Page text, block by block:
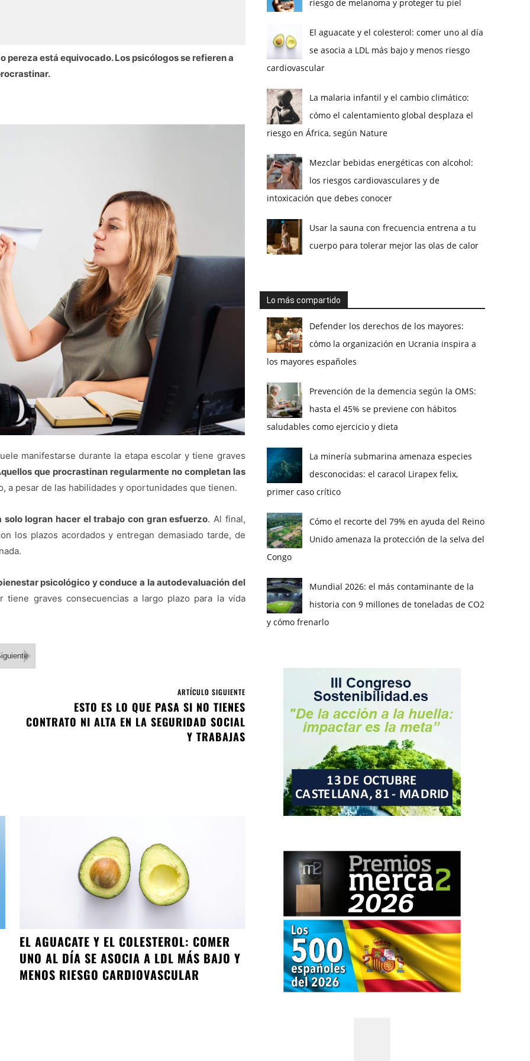
está equivocado. Los psicólogos se refieren a
manifestarse durante la etapa escolar y tiene graves
que procrastinan regularmente no completan las
a pesar de las habilidades y oportunidades que tienen.
logran hacer el trabajo con gran esfuerzo. Al final,
los plazos acordados y entregan demasiado tarde, de
psicológico y conduce a la autodevaluación del
tiene graves consecuencias a largo plazo para la vida
ARTÍCULO SIGUIENTE
ESTO ES LO QUE PASA SI NO TIENES
CONTRATO NI ALTA EN LA SEGURIDAD SOCIAL
Y TRABAJAS
EL AGUACATE Y EL COLESTEROL: COMER
UNO AL DÍA SE ASOCIA A LDL MÁS BAJO Y
MENOS RIESGO CARDIOVASCULAR
riesgo de melanoma y proteger tu piel
El aguacate y el colesterol: comer uno al día
se asocia a LDL más bajo y menos riesgo
cardiovascular
La malaria infantil y el cambio climático:
cómo el calentamiento global desplaza el
riesgo en África, según Nature
Mezclar bebidas energéticas con alcohol:
los riesgos cardiovasculares y de
intoxicación que debes conocer
Usar la sauna con frecuencia entrena a tu
cuerpo para tolerar mejor las olas de calor
Lo más compartido
Defender los derechos de los mayores:
cómo la organización en Ucrania inspira a
los mayores españoles
Prevención de la demencia según la OMS:
hasta el 45% se previene con hábitos
saludables como ejercicio y dieta
La minería submarina amenaza especies
desconocidas: el caracol Lirapex felix,
primer caso crítico
Cómo el recorte del 79% en ayuda del Reino
Unido amenaza la protección de la selva del
Congo
Mundial 2026: el más contaminante de la
historia con 9 millones de toneladas de CO2
y cómo frenarlo